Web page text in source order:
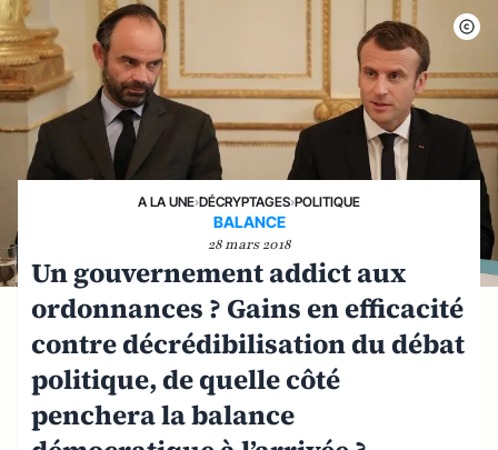
A LA UNE›DÉCRYPTAGES›POLITIQUE
BALANCE
28 mars 2018
Un gouvernement addict aux
ordonnances ? Gains en efficacité
contre décrédibilisation du débat
politique, de quelle côté
penchera la balance